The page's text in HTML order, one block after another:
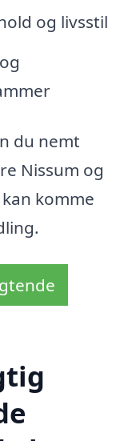
og livsstil
du nemt
Nissum og
komme